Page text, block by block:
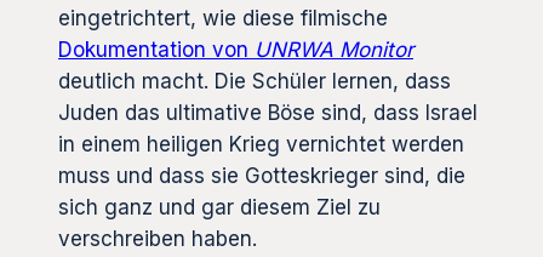
eingetrichtert, wie diese filmische
Dokumentation von UNRWA Monitor
deutlich macht. Die Schüler lernen, dass
Juden das ultimative Böse sind, dass Israel
in einem heiligen Krieg vernichtet werden
muss und dass sie Gotteskrieger sind, die
sich ganz und gar diesem Ziel zu
verschreiben haben.